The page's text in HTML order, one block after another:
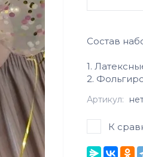
Состав
1.
2.
Артикул:
К